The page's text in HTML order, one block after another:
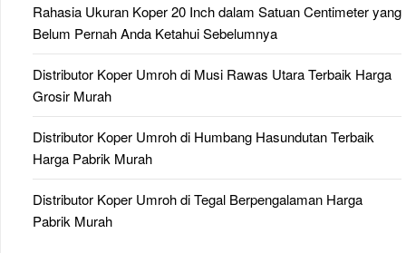
Rahasia Ukuran Koper 20 Inch dalam Satuan Centimeter yang
Belum Pernah Anda Ketahui Sebelumnya
Distributor Koper Umroh di Musi Rawas Utara Terbaik Harga
Grosir Murah
Distributor Koper Umroh di Humbang Hasundutan Terbaik
Harga Pabrik Murah
Distributor Koper Umroh di Tegal Berpengalaman Harga
Pabrik Murah